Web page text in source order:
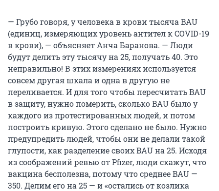
— Грубо говоря, у человека в крови тысяча BAU
(единиц, измеряющих уровень антител к COVID-19
в крови), — объясняет Анча Баранова. — Люди
будут делить эту тысячу на 25, получать 40. Это
неправильно! В этих измерениях используется
совсем другая шкала и одна в другую не
переливается. И для того чтобы пересчитать BAU
в защиту, нужно померить, сколько BAU было у
каждого из протестированных людей, и потом
построить кривую. Этого сделано не было. Нужно
предупредить людей, чтобы они не делали такой
глупости, как разделение своих BAU на 25. Исходя
из соображений ревью от Pfizer, люди скажут, что
вакцина бесполезна, потому что среднее BAU —
350. Делим его на 25 — и «остались от козлика